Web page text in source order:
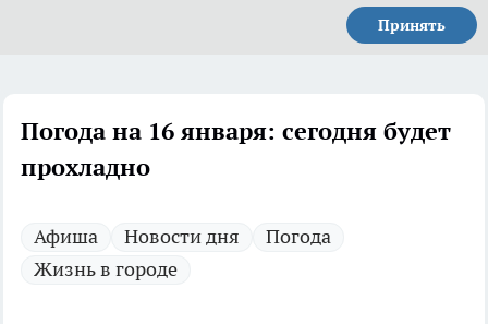
Принять
Погода на 16 января: сегодня будет
прохладно
Афиша Новости дня
Погода
Жизнь в городе